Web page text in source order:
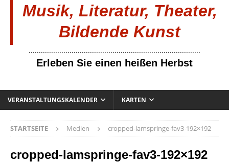
Musik, Literatur, Theater,
Bildende Kunst
....................................................................................
Erleben Sie einen heißen Herbst
VERANSTALTUNGSKALENDER KARTEN
STARTSEITE Medien cropped-lamspringe-fav3-192×192
cropped-lamspringe-fav3-192×192